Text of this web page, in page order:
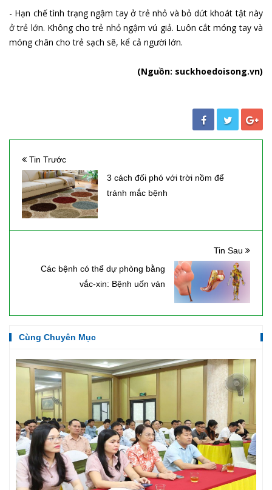
- Hạn chế tình trạng ngậm tay ở trẻ nhỏ và bỏ dứt khoát tật này
ở trẻ lớn. Không cho trẻ nhỏ ngậm vú giả. Luôn cắt móng tay và
móng chân cho trẻ sạch sẽ, kể cả người lớn.
(Nguồn: suckhoedoisong.vn)
Tin Trước
3 cách đối phó với trời nồm để
tránh mắc bệnh
Tin Sau
Các bệnh có thể dự phòng bằng
vắc-xin: Bệnh uốn ván
Cùng Chuyên Mục